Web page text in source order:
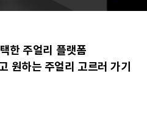
한 주얼리 플랫폼
원하는 주얼리 고르러 가기